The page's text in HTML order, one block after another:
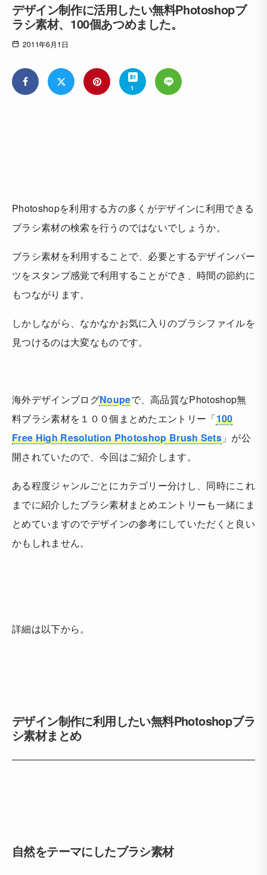
デザイン制作に活用したい無料Photoshopブ
ラシ素材、100個あつめました。
2011年6月1日
1
Photoshopを利用する方の多くがデザインに利用できる
ブラシ素材の検索を行うのではないでしょうか。
ブラシ素材を利用することで、必要とするデザインパー
ツをスタンプ感覚で利用することができ、時間の節約に
もつながります。
しかしながら、なかなかお気に入りのブラシファイルを
見つけるのは大変なものです。
海外デザインブログNoupeで、高品質なPhotoshop無
料ブラシ素材を１００個まとめたエントリー「100
Free High Resolution Photoshop Brush Sets 」が公
開されていたので、今回はご紹介します。
ある程度ジャンルごとにカテゴリー分けし、同時にこれ
までに紹介したブラシ素材まとめエントリーも一緒にま
とめていますのでデザインの参考にしていただくと良い
かもしれません。
詳細は以下から。
デザイン制作に利用したい無料Photoshopブラ
シ素材まとめ
自然をテーマにしたブラシ素材